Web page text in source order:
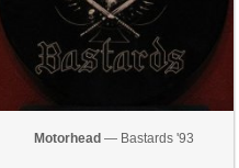
Motorhead — Bastards '93